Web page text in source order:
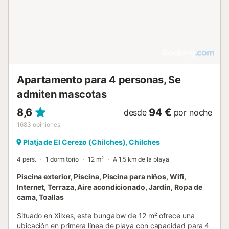
Apartamento para 4 personas, Se
admiten mascotas
8,6
1683 opiniones
desde 94 € por noche
Platja de El Cerezo (Chilches), Chilches
4 pers. 1 dormitorio 12 m² A 1,5 km de la playa
Piscina exterior, Piscina, Piscina para niños, Wifi,
Internet, Terraza, Aire acondicionado, Jardín, Ropa de
cama, Toallas
Situado en Xilxes, este bungalow de 12 m² ofrece una
ubicación en primera línea de playa con capacidad para 4